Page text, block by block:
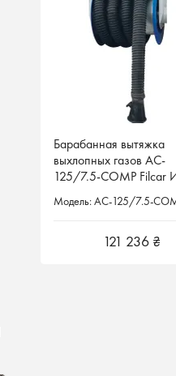
Барабанная вытяжка
выхлопных газов AC-
125/7.5-COMP Filcar
Модель: AC-125/7.5-
121 236 ₴
Барабанная вытяжка
выхлопных газов AC-
125/7.5-COMP Filcar
Модель: AC-125/7.5-
121 236 ₴